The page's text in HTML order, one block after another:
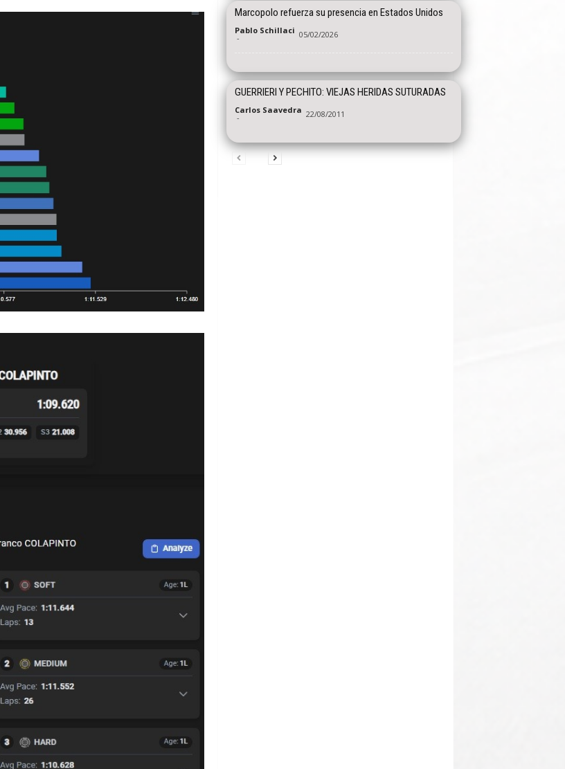
Marcopolo refuerza su presencia en Estados Unidos
Pablo Schillaci
- 05/02/2026
GUERRIERI Y PECHITO: VIEJAS HERIDAS SUTURADAS
Carlos Saavedra
- 22/08/2011